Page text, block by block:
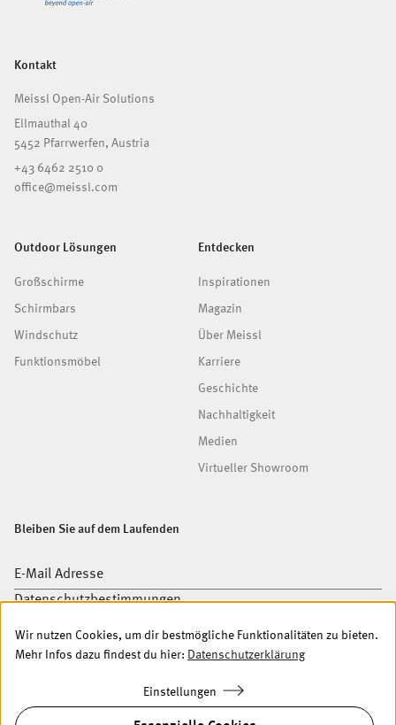
Kontakt
Meissl Open-Air Solutions
Ellmauthal 40
5452 Pfarrwerfen, Austria
+43 6462 2510 0
office@meissl.com
Outdoor Lösungen
Großschirme
Schirmbars
Windschutz
Funktionsmöbel
Entdecken
Inspirationen
Magazin
Über Meissl
Karriere
Geschichte
Nachhaltigkeit
Medien
Virtueller Showroom
Bleiben Sie auf dem Laufenden
E-Mail Adresse
Datenschutzbestimmungen
Ich akzeptiere die Datenschutzbestimmungen.
Newsletter abonnieren
Wir nutzen Cookies, um dir bestmögliche Funktionalitäten zu bieten.
Mehr Infos dazu findest du hier: Datenschutzerklärung
Einstellungen